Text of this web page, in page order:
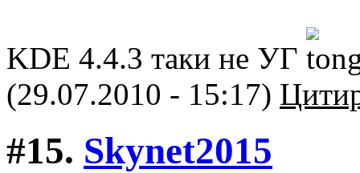
KDE 4.4.3 таки не УГ
(29.07.2010 - 15:17)
#15. Skynet2015